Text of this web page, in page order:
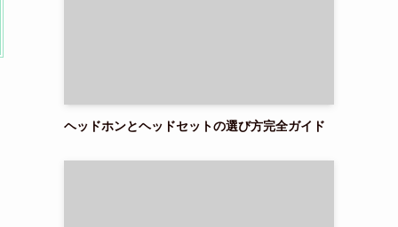
ヘッドホンとヘッドセットの選び方完全ガイド